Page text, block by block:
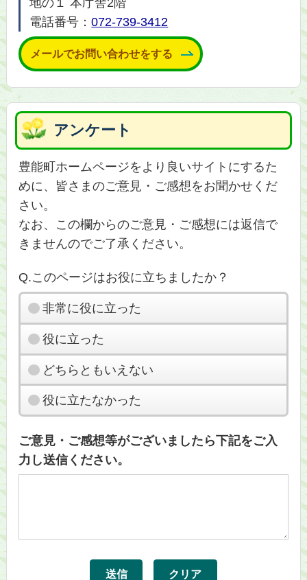
地の１ 本庁舎2階
電話番号：072-739-3412
メールでお問い合わせをする
アンケート
豊能町ホームページをより良いサイトにするた
めに、皆さまのご意見・ご感想をお聞かせくだ
さい。
なお、この欄からのご意見・ご感想には返信で
きませんのでご了承ください。
Q.このページはお役に立ちましたか？
非常に役に立った
役に立った
どちらともいえない
役に立たなかった
ご意見・ご感想等がございましたら下記をご入
力し送信ください。